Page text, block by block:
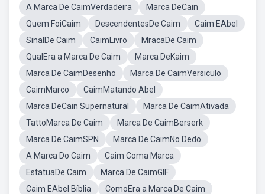
A Marca De CaimVerdadeira
Marca DeCain
Quem FoiCaim
DescendentesDe Caim
Caim EAbel
SinalDe Caim
CaimLivro
MracaDe Caim
QualEra a Marca De Caim
Marca DeKaim
Marca De CaimDesenho
Marca De CaimVersiculo
CaimMarco
CaimMatando Abel
Marca DeCain Supernatural
Marca De CaimAtivada
TattoMarca De Caim
Marca De CaimBerserk
Marca De CaimSPN
Marca De CaimNo Dedo
A Marca Do Caim
Caim Coma Marca
EstatuaDe Caim
Marca De CaimGIF
Caim EAbel Bíblia
ComoEra a Marca De Caim